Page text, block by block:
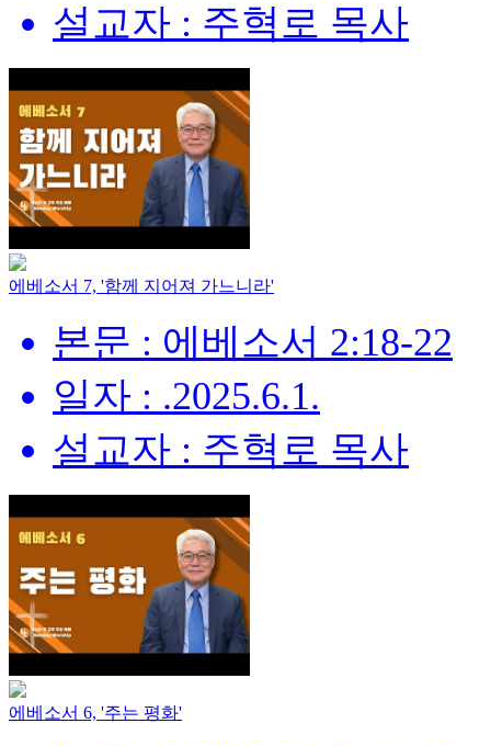
설교자 : 주혁로 목사
에베소서 7, '함께 지어져 가느니라'
본문 : 에베소서 2:18-22
일자 : .2025.6.1.
설교자 : 주혁로 목사
에베소서 6, '주는 평화'